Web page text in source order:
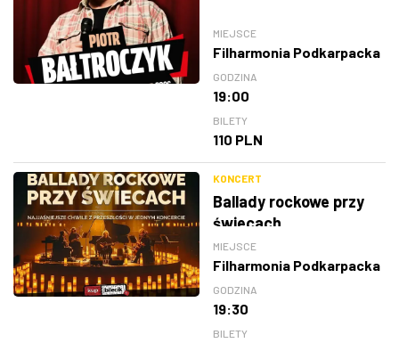
MIEJSCE
Filharmonia Podkarpacka
GODZINA
19:00
BILETY
110 PLN
KONCERT
Ballady rockowe przy
świecach
MIEJSCE
Filharmonia Podkarpacka
GODZINA
19:30
BILETY